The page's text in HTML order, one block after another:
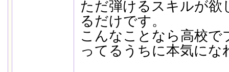
ただ弾けるスキルが欲
るだけです。
こんなことなら高校で
ってるうちに本気に